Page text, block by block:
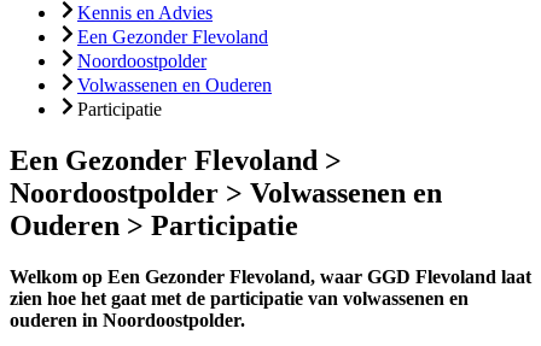
Kennis en Advies
Een Gezonder Flevoland
Noordoostpolder
Volwassenen en Ouderen
Participatie
Een Gezonder Flevoland >
Noordoostpolder > Volwassenen en
Ouderen > Participatie
Welkom op Een Gezonder Flevoland, waar GGD Flevoland laat
zien hoe het gaat met de participatie van volwassenen en
ouderen in Noordoostpolder.